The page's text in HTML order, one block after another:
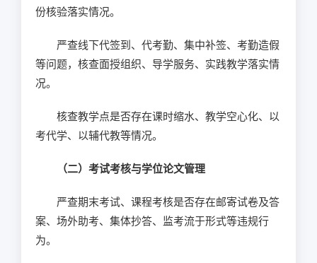
份核验落实情况。
严查线下代签到、代考勤、集中补签、考勤造假
等问题，核查面授组织、导学服务、实践教学落实情
况。
核查教学点是否存在课时缩水、教学空心化、以
考代学、以辅代教等情况。
（二）考试考核与学位论文管理
严查期末考试、课程考核是否存在邮寄试卷及答
案、场外助考、集体抄答、监考流于形式等违规行
为。